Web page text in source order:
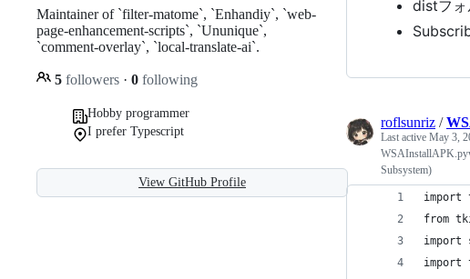
Maintainer of `filter-matome`, `Enhandiy`, `web-
page-enhancement-scripts`, `Ununique`,
`comment-overlay`, `local-translate-ai`.
5 followers · 0 following
Hobby programmer
I prefer Typescript
View GitHub Profile
distフォ
roflsunriz /
Last active May 3,
Subsystem)
from
import
import